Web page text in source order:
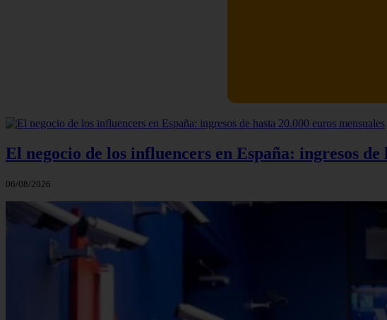
El negocio de los influencers en España: ingresos de
06/08/2026